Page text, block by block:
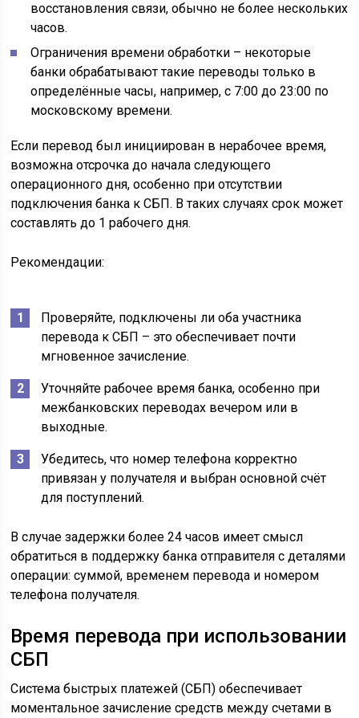
восстановления связи, обычно не более нескольких
часов.
Ограничения времени обработки – некоторые
банки обрабатывают такие переводы только в
определённые часы, например, с 7:00 до 23:00 по
московскому времени.
Если перевод был инициирован в нерабочее время,
возможна отсрочка до начала следующего
операционного дня, особенно при отсутствии
подключения банка к СБП. В таких случаях срок может
составлять до 1 рабочего дня.
Рекомендации:
Проверяйте, подключены ли оба участника
перевода к СБП – это обеспечивает почти
мгновенное зачисление.
Уточняйте рабочее время банка, особенно при
межбанковских переводах вечером или в
выходные.
Убедитесь, что номер телефона корректно
привязан у получателя и выбран основной счёт
для поступлений.
В случае задержки более 24 часов имеет смысл
обратиться в поддержку банка отправителя с деталями
операции: суммой, временем перевода и номером
телефона получателя.
Время перевода при использовании
СБП
Система быстрых платежей (СБП) обеспечивает
моментальное зачисление средств между счетами в